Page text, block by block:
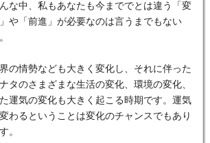
な中、私もあなたも今まででとは違う「変
や「前進」が必要なのは言うまでもない
の情勢なども大きく変化し、それに伴った
タのさまざまな生活の変化、環境の変化、
運気の変化も大きく起こる時期です。運気
わるということは変化のチャンスでもあり
。